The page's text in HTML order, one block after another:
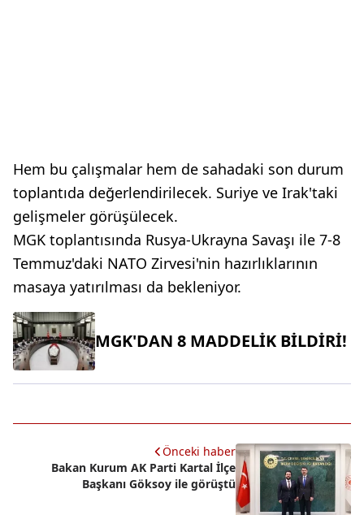
Hem bu çalışmalar hem de sahadaki son durum
toplantıda değerlendirilecek. Suriye ve Irak'taki
gelişmeler görüşülecek.
MGK toplantısında Rusya-Ukrayna Savaşı ile 7-8
Temmuz'daki NATO Zirvesi'nin hazırlıklarının
masaya yatırılması da bekleniyor.
MGK'DAN 8 MADDELİK BİLDİRİ!
Önceki haber
Bakan Kurum AK Parti Kartal İlçe
Başkanı Göksoy ile görüştü